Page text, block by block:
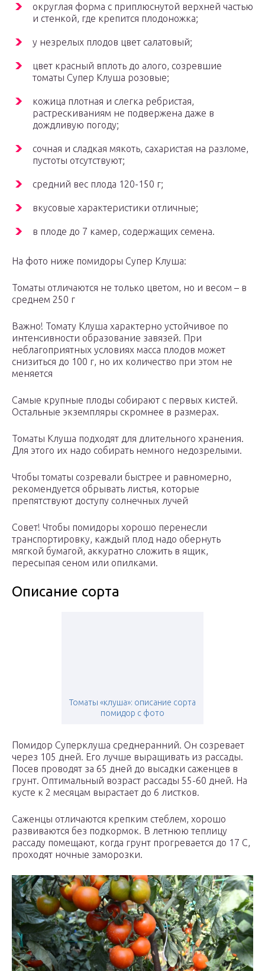
округлая форма с приплюснутой верхней частью
и стенкой, где крепится плодоножка;
у незрелых плодов цвет салатовый;
цвет красный вплоть до алого, созревшие
томаты Супер Клуша розовые;
кожица плотная и слегка ребристая,
растрескиваниям не подвержена даже в
дождливую погоду;
сочная и сладкая мякоть, сахаристая на разломе,
пустоты отсутствуют;
средний вес плода 120-150 г;
вкусовые характеристики отличные;
в плоде до 7 камер, содержащих семена.
На фото ниже помидоры Супер Клуша:
Томаты отличаются не только цветом, но и весом – в
среднем 250 г
Важно! Томату Клуша характерно устойчивое по
интенсивности образование завязей. При
неблагоприятных условиях масса плодов может
снизиться до 100 г, но их количество при этом не
меняется
Самые крупные плоды собирают с первых кистей.
Остальные экземпляры скромнее в размерах.
Томаты Клуша подходят для длительного хранения.
Для этого их надо собирать немного недозрелыми.
Чтобы томаты созревали быстрее и равномерно,
рекомендуется обрывать листья, которые
препятствуют доступу солнечных лучей
Совет! Чтобы помидоры хорошо перенесли
транспортировку, каждый плод надо обернуть
мягкой бумагой, аккуратно сложить в ящик,
пересыпая сеном или опилками.
Описание сорта
Томаты «клуша»: описание сорта
помидор с фото
Помидор Суперклуша среднеранний. Он созревает
через 105 дней. Его лучше выращивать из рассады.
Посев проводят за 65 дней до высадки саженцев в
грунт. Оптимальный возраст рассады 55-60 дней. На
кусте к 2 месяцам вырастает до 6 листков.
Саженцы отличаются крепким стеблем, хорошо
развиваются без подкормок. В летнюю теплицу
рассаду помещают, когда грунт прогревается до 17 С,
проходят ночные заморозки.